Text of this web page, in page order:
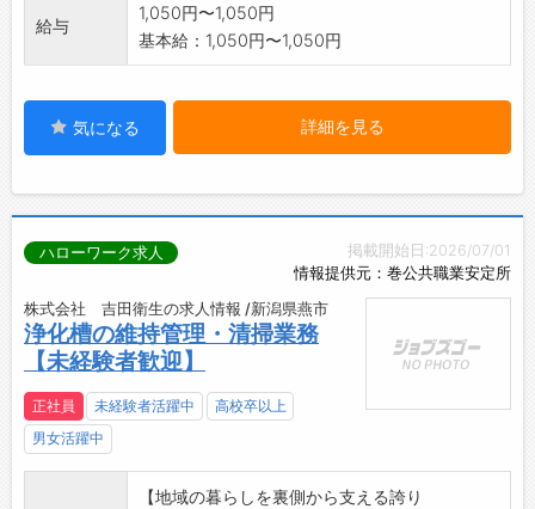
給与
1,050円〜1,050円
基本給：1,050円〜1,050円
気になる 詳細を見る
掲載開始日:2026/07/01
情報提供元：巻公共職業安定所
ハローワーク求人
株式会社 吉田衛生の求人情報 /新潟県燕市
浄化槽の維持管理・清掃業務
【未経験者歓迎】
正社員 未経験者活躍中
高校卒以上
男女活躍中
【地域の暮らしを裏側から支える誇り